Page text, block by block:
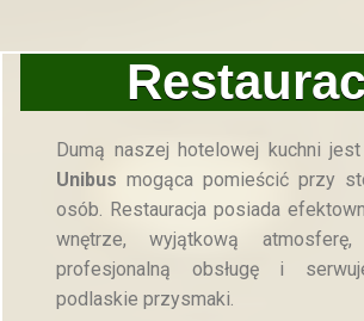
Dumą naszej hotelowej kuchni jest
Unibus mogąca pomieścić przy
osób. Restauracja posiada
wnętrze, wyjątkową
profesjonalną obsługę i
podlaskie przysmaki.